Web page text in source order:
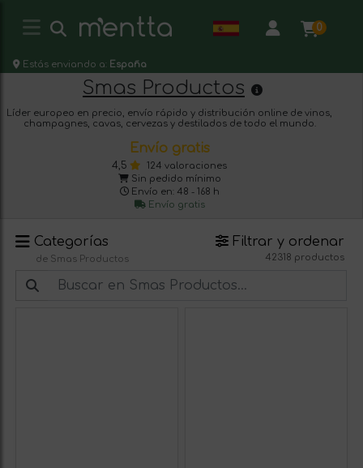
0
Estás enviando a: España
Smas Productos
Líder europeo en precio, envío rápido y distribución online de vinos,
champagnes, cavas, cervezas y destilados de todo el mundo.
Envío gratis
4,5
124 valoraciones
Sin pedido mínimo
Envío en: 48 - 168 h
Envío gratis
Categorías
de Smas Productos
Filtrar y ordenar
42318 productos